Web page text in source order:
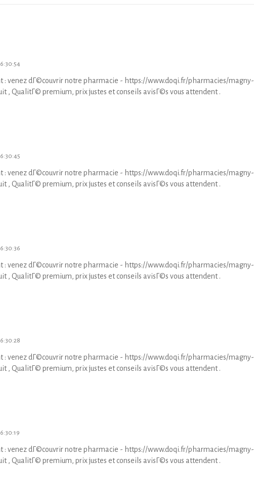
: venez dГ©couvrir notre pharmacie - https://www.doqi.fr/pharmacies/magny-
, QualitГ© premium, prix justes et conseils avisГ©s vous attendent .
: venez dГ©couvrir notre pharmacie - https://www.doqi.fr/pharmacies/magny-
, QualitГ© premium, prix justes et conseils avisГ©s vous attendent .
: venez dГ©couvrir notre pharmacie - https://www.doqi.fr/pharmacies/magny-
, QualitГ© premium, prix justes et conseils avisГ©s vous attendent .
: venez dГ©couvrir notre pharmacie - https://www.doqi.fr/pharmacies/magny-
, QualitГ© premium, prix justes et conseils avisГ©s vous attendent .
: venez dГ©couvrir notre pharmacie - https://www.doqi.fr/pharmacies/magny-
, QualitГ© premium, prix justes et conseils avisГ©s vous attendent .